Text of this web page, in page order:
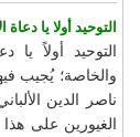
التوحيد أولا يا دعاة
التوحيد أولاً يا
والخاصة؛ يُجيب
ناصر الدين
الغيورين على